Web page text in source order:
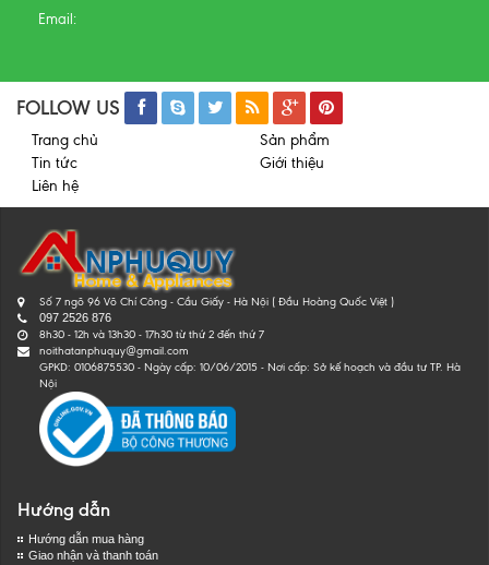
Email:
FOLLOW US
Trang chủ
Sản phẩm
Tin tức
Giới thiệu
Liên hệ
Số 7 ngõ 96 Võ Chí Công - Cầu Giấy - Hà Nội ( Đầu Hoàng Quốc Việt )
097 2526 876
8h30 - 12h và 13h30 - 17h30 từ thứ 2 đến thứ 7
noithatanphuquy@gmail.com
GPKD: 0106875530 - Ngày cấp: 10/06/2015 - Nơi cấp: Sở kế hoạch và đầu tư TP. Hà
Nội
Hướng dẫn
Hướng dẫn mua hàng
Giao nhận và thanh toán